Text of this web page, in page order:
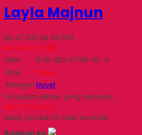
Layla Majnun
Rp 47.200 Rp 59.000
Hemat Rp 11.800
ISBN
978-602-6799-52-4
Stok
Habis
Kategori Novel
Tentukan pilihan yang tersedia!
OUT OF STOCK
Maaf, produk ini tidak tersedia.
Bagikan ke